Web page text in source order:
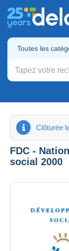
Toutes les
Clôturée
FDC -
social 2000